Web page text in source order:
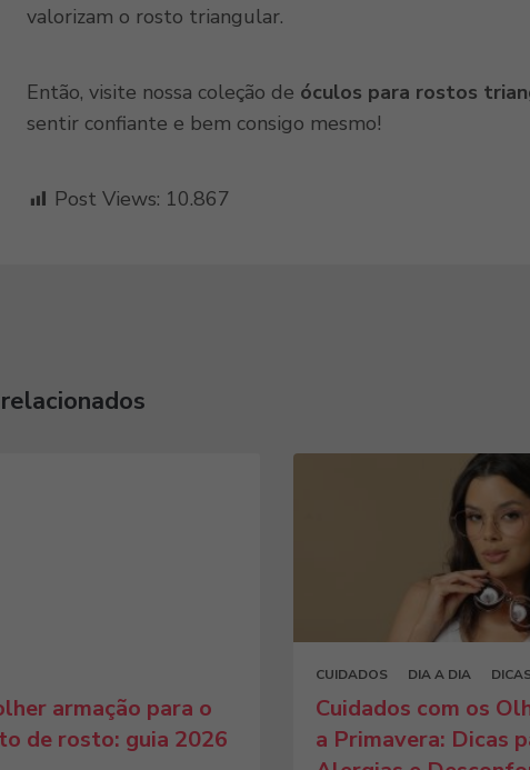
valorizam o rosto triangular.
Então, visite nossa coleção de óculos para rostos
sentir confiante e bem consigo mesmo!
Post Views: 10.867
armação para o
de rosto: guia 2026
CUIDADOS DIA A DIA
Cuidados com os
a Primavera: Dicas